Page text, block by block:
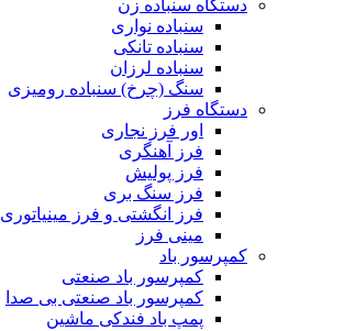
دستگاه سنباده زن
سنباده نواری
سنباده تانکی
سنباده لرزان
سنگ (چرخ) سنباده رومیزی
دستگاه فرز
اور فرز نجاری
فرز آهنگری
فرز پولیش
فرز سنگ بری
فرز انگشتی و فرز مینیاتوری
مینی فرز
کمپرسور باد
کمپرسور باد صنعتی
کمپرسور باد صنعتی بی صدا
پمپ باد فندکی ماشین